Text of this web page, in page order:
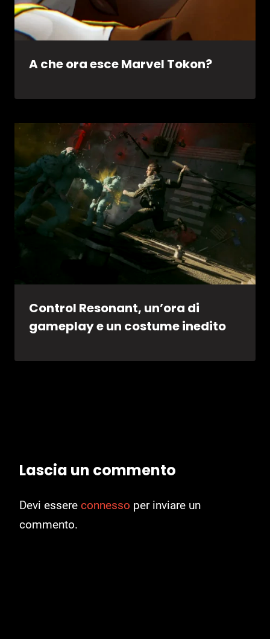
A che ora esce Marvel Tokon?
Control Resonant, un’ora di
gameplay e un costume inedito
Lascia un commento
Devi essere connesso per inviare un
commento.